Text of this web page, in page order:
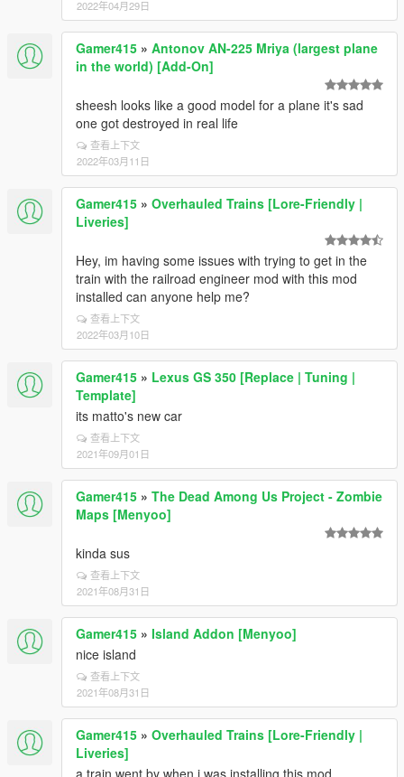
2022年04月29日
Gamer415 » Antonov AN-225 Mriya (largest plane
in the world) [Add-On]
sheesh looks like a good model for a plane it's sad
one got destroyed in real life
查看上下文
2022年03月11日
Gamer415 » Overhauled Trains [Lore-Friendly |
Liveries]
Hey, im having some issues with trying to get in the
train with the railroad engineer mod with this mod
installed can anyone help me?
查看上下文
2022年03月10日
Gamer415 » Lexus GS 350 [Replace | Tuning |
Template]
its matto's new car
查看上下文
2021年09月01日
Gamer415 » The Dead Among Us Project - Zombie
Maps [Menyoo]
kinda sus
查看上下文
2021年08月31日
Gamer415 » Island Addon [Menyoo]
nice island
查看上下文
2021年08月31日
Gamer415 » Overhauled Trains [Lore-Friendly |
Liveries]
a train went by when i was installing this mod